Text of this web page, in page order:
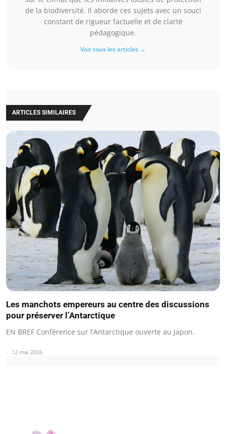
de la biodiversité. Il aborde ces sujets avec un souci
constant de rigueur factuelle et de clarté
pédagogique.
Voir tous les articles →
ARTICLES SIMILAIRES
Les manchots empereurs au centre des discussions
pour préserver l’Antarctique
EN BREF Conférence sur l’Antarctique ouverte au Japon.
12 mai 2026